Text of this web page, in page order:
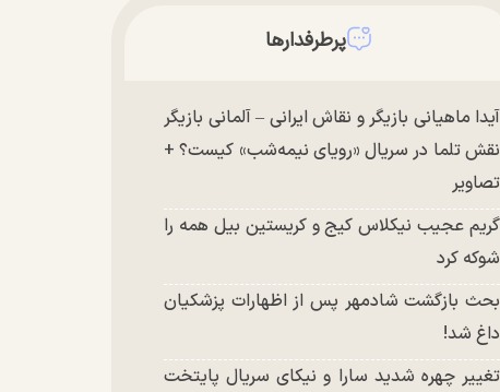
پرطرفدارها
آیدا ماهیانی بازیگر و نقاش ایرانی – آلمانی بازیگر
نقش تلما در سریال «رویای نیمه‌شب» کیست؟ +
تصاویر
گریم عجیب نیکلاس کیج و کریستین بیل همه را
شوکه کرد
بحث بازگشت شادمهر پس از اظهارات پزشکیان
داغ شد!
تغییر چهره شدید سارا و نیکای سریال پایتخت